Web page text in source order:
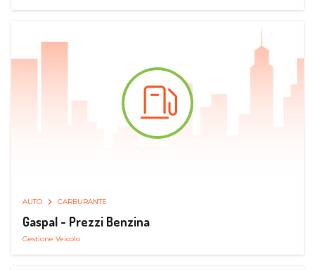
AUTO CARBURANTE
Gaspal - Prezzi Benzina
Gestione Veicolo